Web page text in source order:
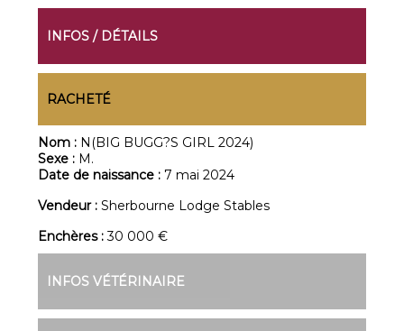
INFOS / DÉTAILS
RACHETÉ
Nom : N(BIG BUGG?S GIRL 2024)
Sexe : M.
Date de naissance :7 mai 2024
Vendeur :Sherbourne Lodge Stables
Enchères :30 000 €
INFOS VÉTÉRINAIRE